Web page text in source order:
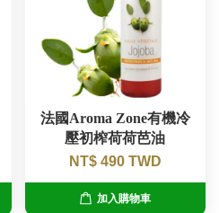
法國Aroma Zone有機冷
壓初榨荷荷芭油
NT$ 490 TWD
加入購物車